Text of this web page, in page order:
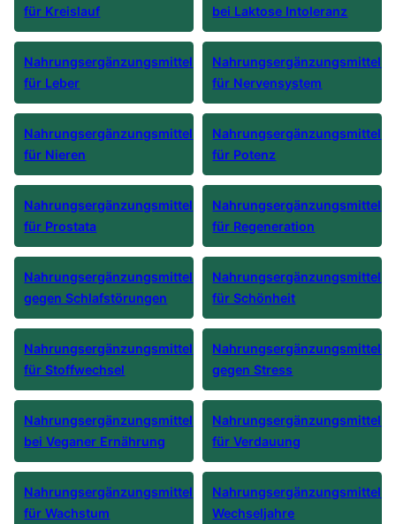
für Kreislauf
bei Laktose Intoleranz
Nahrungsergänzungsmittel
für Leber
Nahrungsergänzungsmittel
für Nervensystem
Nahrungsergänzungsmittel
für Nieren
Nahrungsergänzungsmittel
für Potenz
Nahrungsergänzungsmittel
für Prostata
Nahrungsergänzungsmittel
für Regeneration
Nahrungsergänzungsmittel
gegen Schlafstörungen
Nahrungsergänzungsmittel
für Schönheit
Nahrungsergänzungsmittel
für Stoffwechsel
Nahrungsergänzungsmittel
gegen Stress
Nahrungsergänzungsmittel
bei Veganer Ernährung
Nahrungsergänzungsmittel
für Verdauung
Nahrungsergänzungsmittel
für Wachstum
Nahrungsergänzungsmittel
Wechseljahre